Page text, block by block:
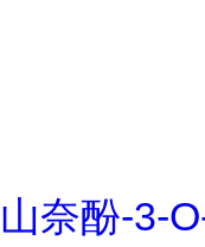
山奈酚-3-